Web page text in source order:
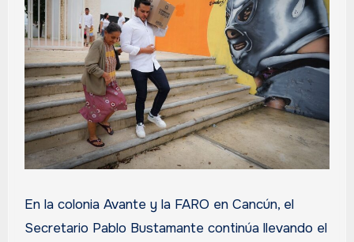
En la colonia Avante y la FARO en Cancún, el
Secretario Pablo Bustamante continúa llevando el